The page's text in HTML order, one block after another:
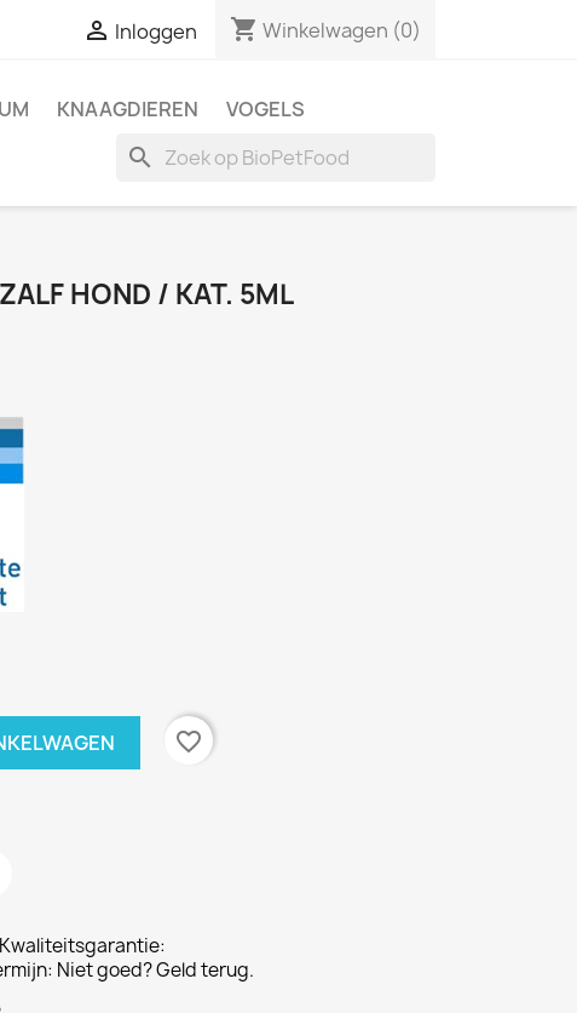
 Inloggen shopping_cart Winkelwagen (0)
KNAAGDIEREN VOGELS
search
HOND / KAT. 5ML
favorite_border
Niet goed? Geld terug.